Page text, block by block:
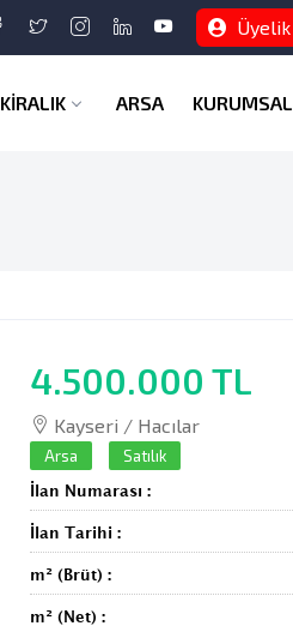
Üyelik
KİRALIK ARSA KURUMSAL
4.500.000 TL
Kayseri / Hacılar
Arsa Satılık
İlan Numarası :
İlan Tarihi :
m² (Brüt) :
m² (Net) :